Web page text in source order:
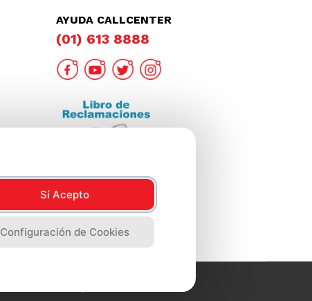
AYUDA CALLCENTER
(01) 613 8888
Sí Acepto
Configuración de Cookies